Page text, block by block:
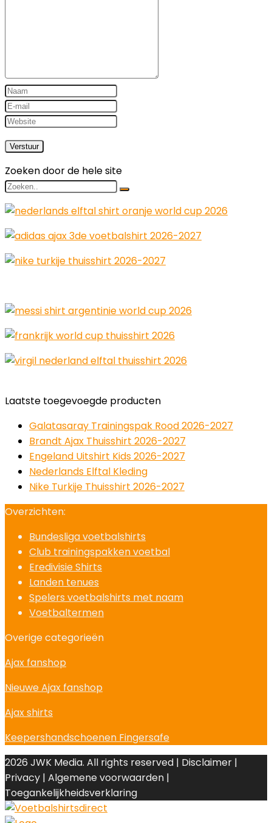
Zoeken door de hele site
Laatste toegevoegde producten
Galatasaray Trainingspak Rood 2026-2027
Brandt Ajax Thuisshirt 2026-2027
Engeland Uitshirt Kids 2026-2027
Nederlands Elftal Kleding
Nike Turkije Thuisshirt 2026-2027
Overzichten:
Bundesliga voetbalshirts
Club trainingspakken voetbal
Eredivisie Shirts
Landen tenues
Spelers voetbalshirts met naam
Voetbaltermen
Overige categorieën
Ajax fanshop
Nieuwe Ajax fanshop
Ajax shirts
Keepershandschoenen Fingersafe
2026 JWK Media. All rights reserved | Disclaimer |
Privacy | Algemene voorwaarden |
Toegankelijkheidsverklaring